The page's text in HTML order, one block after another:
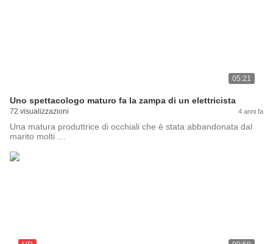
05:21
Uno spettacologo maturo fa la zampa di un elettricista
72 visualizzazioni 4 anni fa
Una matura produttrice di occhiali che è stata abbandonata dal
marito molti …